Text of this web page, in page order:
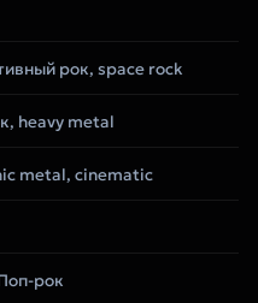
рок, space rock
heavy metal
metal, cinematic
рок